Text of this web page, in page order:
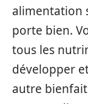
alimentation
porte bien.
tous les
développer
autre